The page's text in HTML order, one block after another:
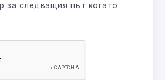
за следващия път когато